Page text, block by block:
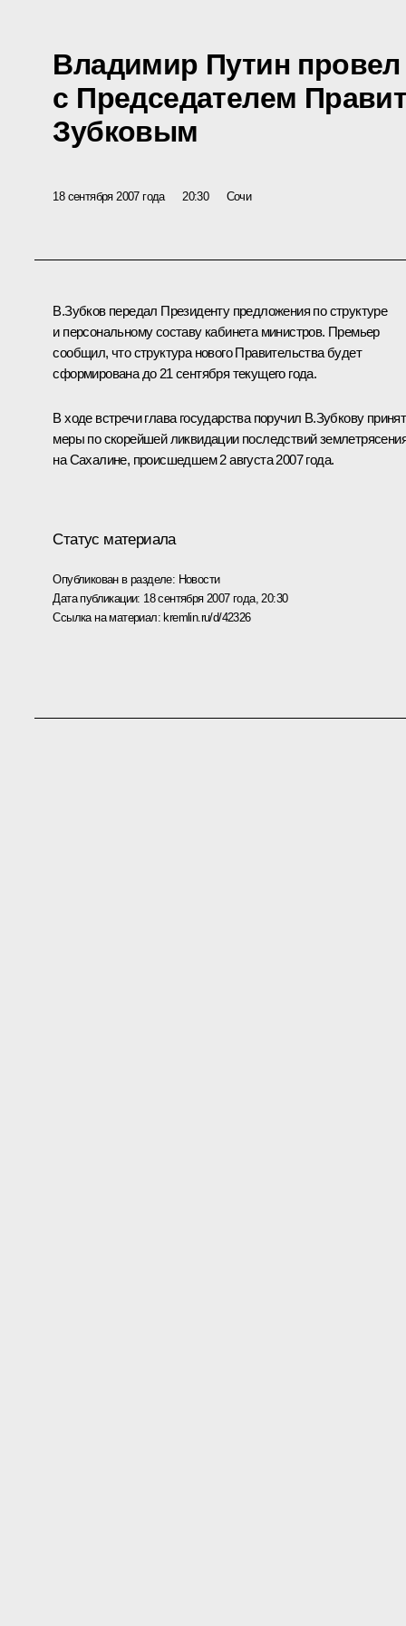
Владимир Путин
с Председателем
Зубковым
18 сентября 2007 года 20:30 Сочи
В.Зубков передал Президенту предложения по структуре
и персональному составу кабинета министров. Премьер
сообщил, что структура нового Правительства будет
сформирована до 21 сентября текущего года.
В ходе встречи глава государства поручил В.Зубкову
меры по скорейшей ликвидации последствий
на Сахалине, происшедшем 2 августа 2007 года.
Статус материала
Опубликован в разделе: Новости
Дата публикации: 18 сентября 2007 года, 20:30
Ссылка на материал:kremlin.ru/d/42326